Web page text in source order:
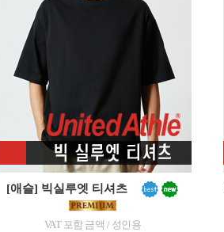
[애슬] 빅실루엣 티셔츠
VAT 포함 금액 / 성인용